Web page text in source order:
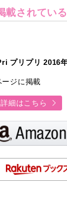
載されてい
プリプリ 2016
ージに掲載
詳細はこちら